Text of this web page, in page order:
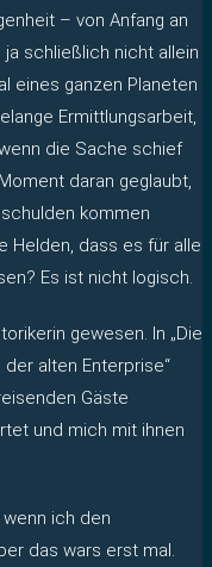
– von Anfang an
ja schließlich nicht allein
eines ganzen Planeten
Ermittlungsarbeit,
die Sache schief
daran geglaubt,
kommen
Helden, dass es für alle
Es ist nicht logisch.
gewesen. In „Die
alten Enterprise“
Gäste
und mich mit ihnen
ich den
das wars erst mal.